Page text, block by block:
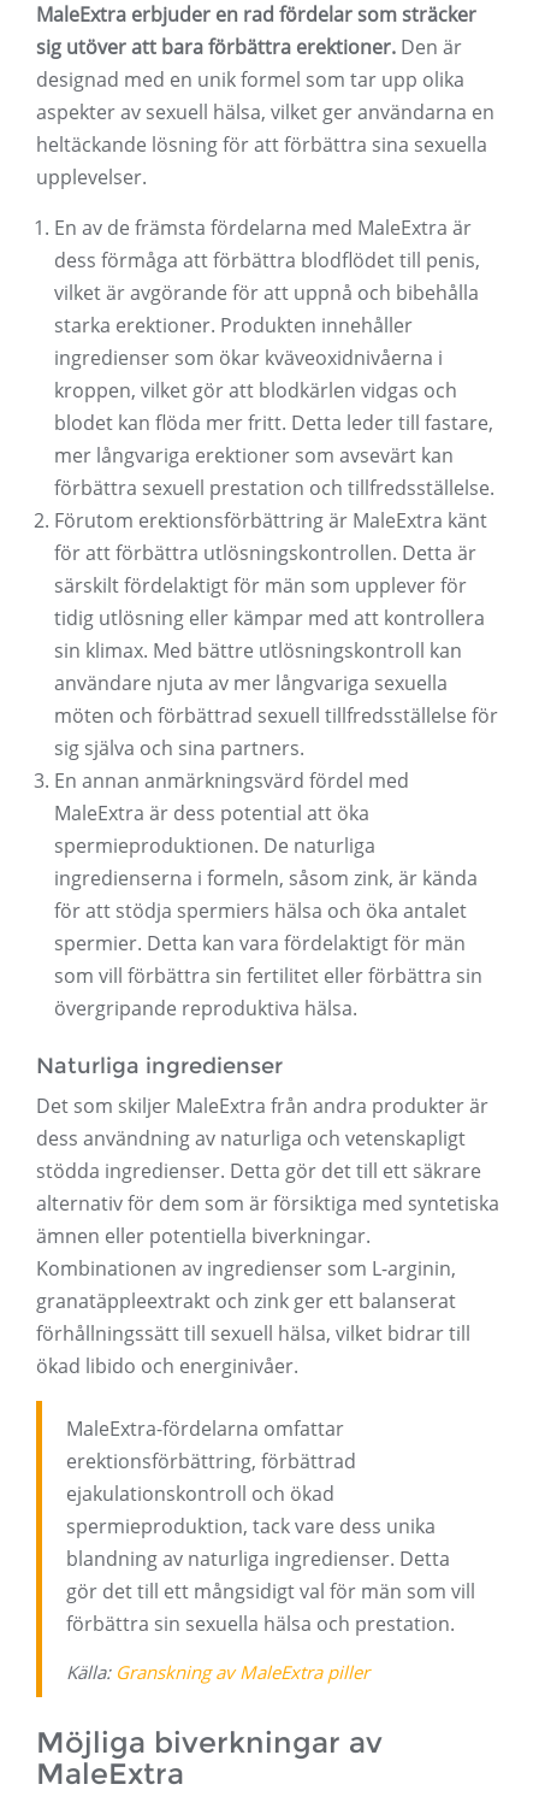
MaleExtra erbjuder en rad fördelar som sträcker
sig utöver att bara förbättra erektioner. Den är
designad med en unik formel som tar upp olika
aspekter av sexuell hälsa, vilket ger användarna en
heltäckande lösning för att förbättra sina sexuella
upplevelser.
En av de främsta fördelarna med MaleExtra är
dess förmåga att förbättra blodflödet till penis,
vilket är avgörande för att uppnå och bibehålla
starka erektioner. Produkten innehåller
ingredienser som ökar kväveoxidnivåerna i
kroppen, vilket gör att blodkärlen vidgas och
blodet kan flöda mer fritt. Detta leder till fastare,
mer långvariga erektioner som avsevärt kan
förbättra sexuell prestation och tillfredsställelse.
Förutom erektionsförbättring är MaleExtra känt
för att förbättra utlösningskontrollen. Detta är
särskilt fördelaktigt för män som upplever för
tidig utlösning eller kämpar med att kontrollera
sin klimax. Med bättre utlösningskontroll kan
användare njuta av mer långvariga sexuella
möten och förbättrad sexuell tillfredsställelse för
sig själva och sina partners.
En annan anmärkningsvärd fördel med
MaleExtra är dess potential att öka
spermieproduktionen. De naturliga
ingredienserna i formeln, såsom zink, är kända
för att stödja spermiers hälsa och öka antalet
spermier. Detta kan vara fördelaktigt för män
som vill förbättra sin fertilitet eller förbättra sin
övergripande reproduktiva hälsa.
Naturliga ingredienser
Det som skiljer MaleExtra från andra produkter är
dess användning av naturliga och vetenskapligt
stödda ingredienser. Detta gör det till ett säkrare
alternativ för dem som är försiktiga med syntetiska
ämnen eller potentiella biverkningar.
Kombinationen av ingredienser som L-arginin,
granatäppleextrakt och zink ger ett balanserat
förhållningssätt till sexuell hälsa, vilket bidrar till
ökad libido och energinivåer.
MaleExtra-fördelarna omfattar
erektionsförbättring, förbättrad
ejakulationskontroll och ökad
spermieproduktion, tack vare dess unika
blandning av naturliga ingredienser. Detta
gör det till ett mångsidigt val för män som vill
förbättra sin sexuella hälsa och prestation.
Källa: Granskning av MaleExtra piller
Möjliga biverkningar av
MaleExtra